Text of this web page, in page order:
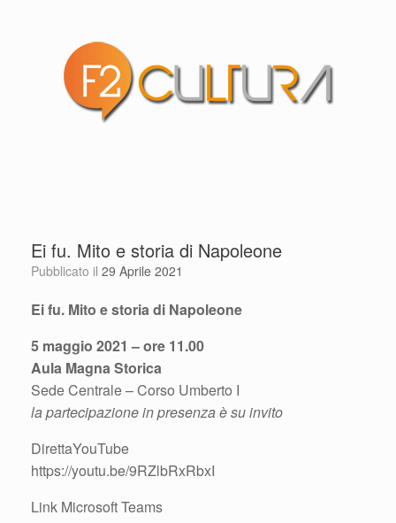
Ei fu. Mito e storia di Napoleone
Pubblicato il 29 Aprile 2021
Ei fu. Mito e storia di Napoleone
5 maggio 2021 – ore 11.00
Aula Magna Storica
Sede Centrale – Corso Umberto I
la partecipazione in presenza è su invito
DirettaYouTube
https://youtu.be/9RZlbRxRbxI
Link Microsoft Teams